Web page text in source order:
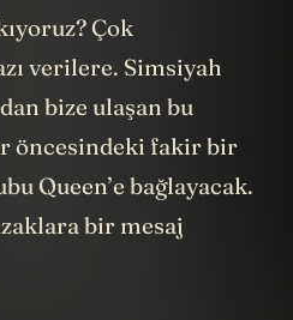
Çok
verilere. Simsiyah
bize ulaşan bu
öncesindeki fakir bir
Queen’e bağlayacak.
bir mesaj